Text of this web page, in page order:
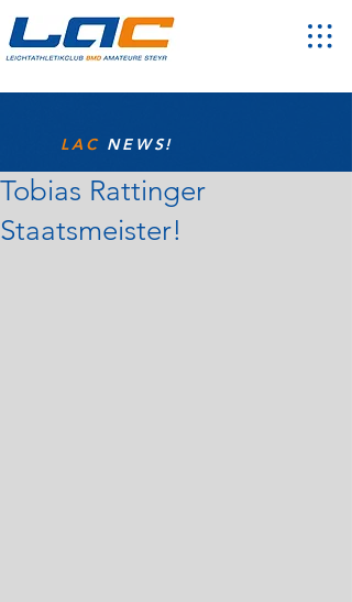
LAC NEWS!
Tobias Rattinger
Staatsmeister!